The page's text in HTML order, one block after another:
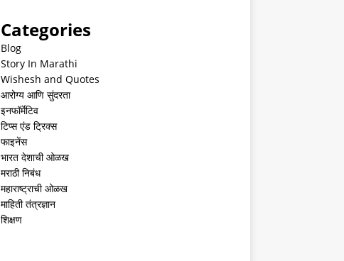
Categories
Blog
Story In Marathi
Wishesh and Quotes
आरोग्य आणि सुंदरता
इनफॉर्मेटिव
टिप्स एंड ट्रिक्स
फाइनेंस
भारत देशाची ओळख
मराठी निबंध
महाराष्ट्राची ओळख
माहिती तंत्रज्ञान
शिक्षण